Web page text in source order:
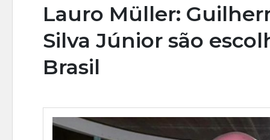
Lauro Müller:
Silva Júnior são
Brasil